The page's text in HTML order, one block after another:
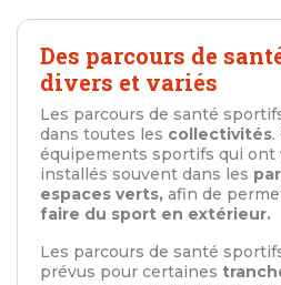
Des parcours de
divers et variés
Les parcours de santé
dans toutes les collectivités
équipements sportifs qui ont
installés souvent dans les
espaces verts, afin de
faire du sport en extérieur.
Les parcours de santé
prévus pour certaines